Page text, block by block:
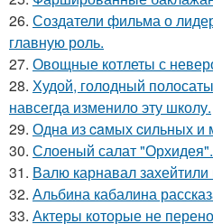
26. Создатели фильма о
главную роль.
27. Овощные котлеты с
28. Худой, голодный
навсегда изменило эту школу.
29. Однa из caмых cильных и
30. Слоеный салат "Орхидея".
31. Валю карнавал захейтили
32. Альбина кабалина
33. Актеры которые не